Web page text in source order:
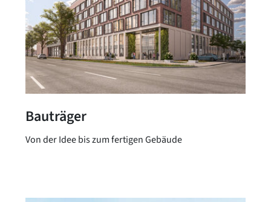
Bauträger
Von der Idee bis zum fertigen Gebäude